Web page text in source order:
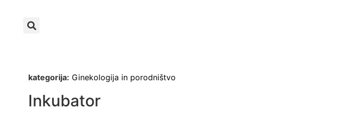
kategorija: Ginekologija in porodništvo
Inkubator